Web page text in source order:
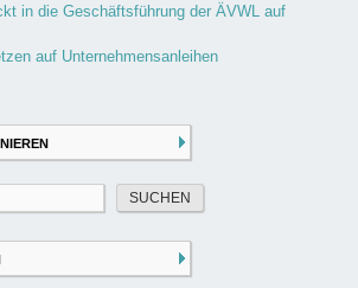
in die Geschäftsführung der ÄVWL auf
auf Unternehmensanleihen